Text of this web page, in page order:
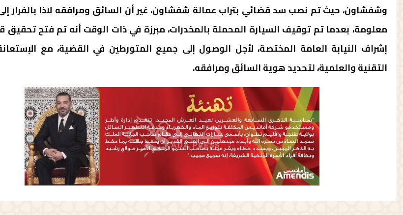
وشفشاون، حيث تم نصب سد قضائي بتراب عمالة شفشاون، غير أن السائق ومرافقه لاذا بالفرار
معلومة، بعدما تم توقيف السيارة المحملة بالمخدرات، مبرزة في ذات الوقت أنه تم فتح
إشراف النيابة العامة المختصة، لأجل الوصول إلى جميع المتورطين في القضية، مع
التقنية والعلمية، لتحديد هوية السائق ومرافقه.